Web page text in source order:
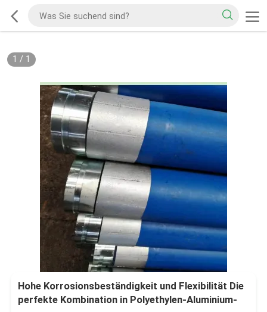
1 / 1
Hohe Korrosionsbeständigkeit und Flexibilität Die
perfekte Kombination in Polyethylen-Aluminium-